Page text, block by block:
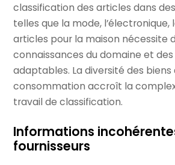
classification des articles dans
telles que la mode,
articles pour la maison nécessite
connaissances du domaine et
adaptables. La diversité des biens
consommation accroît la
travail de classification.
Informations
fournisseurs